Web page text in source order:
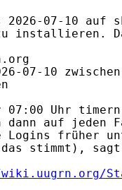
2026-07-10
installieren.
07-10
07:00 Uhr
dann auf
Logins früher
stimmt),